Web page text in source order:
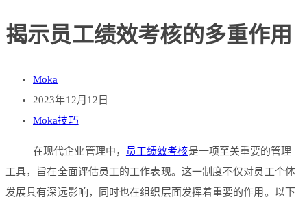
揭示员工绩效考核的多重作用
Moka
2023年12月12日
Moka技巧
在现代企业管理中， 员工绩效考核是一项至关重要的管理
工具，旨在全面评估员工的工作表现。这一制度不仅对员工个体
发展具有深远影响，同时也在组织层面发挥着重要的作用。以下